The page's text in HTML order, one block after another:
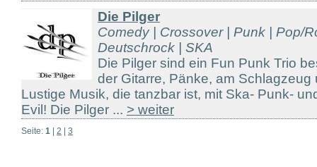
Die Pilger
Comedy | Crossover | Punk | Pop/
Deutschrock | SKA
Die Pilger sind ein Fun Punk Trio
der Gitarre, Pänke, am
Lustige Musik, die tanzbar ist, mit Ska- Punk-
Evil! Die Pilger ... > weiter
Seite: 1 2 3